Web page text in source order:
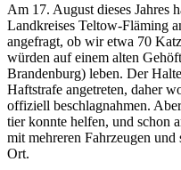
Am 17. August dieses Jahres
Landkreises Teltow-Fläming
angefragt, ob wir etwa 70
würden auf einem alten
Brandenburg) leben. Der
Haftstrafe angetreten, daher
offiziell beschlagnahmen.
tier konnte helfen, und schon
mit mehreren Fahrzeugen
Ort.